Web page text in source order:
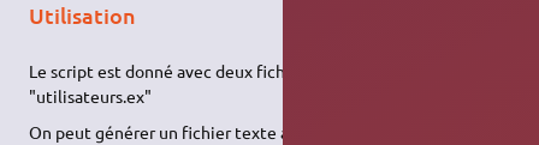
Utilisation
Le script est donné avec deux fichiers exemple "noms.ex" et
"utilisateurs.ex"
On peut générer un fichier texte avec mots de passe en tapant